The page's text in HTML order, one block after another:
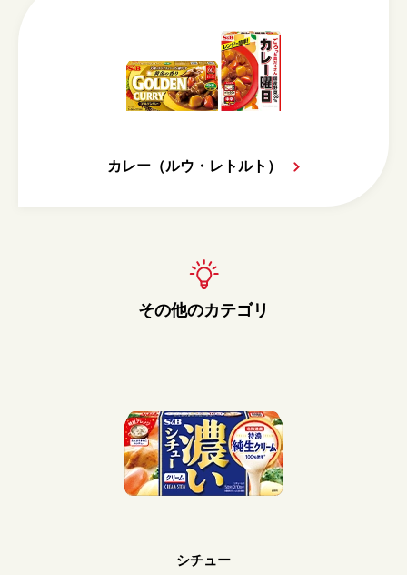
カレー（ルウ・レトルト）
その他のカテゴリ
シチュー